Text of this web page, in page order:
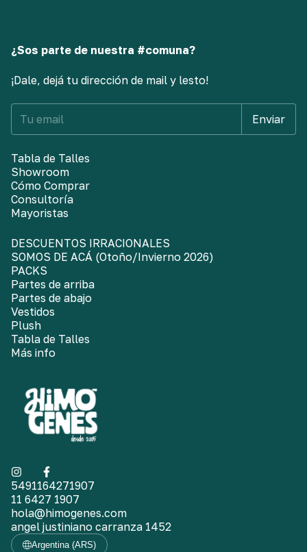
¿Sos parte de nuestra #comuna?
¡Dale, dejá tu dirección de mail y lesto!
Tabla de Talles
Showroom
Cómo Comprar
Consultoría
Mayoristas
DESCUENTOS IRRACIONALES
SOMOS DE ACÁ (Otoño/Invierno 2026)
PACKS
Partes de arriba
Partes de abajo
Vestidos
Plush
Tabla de Talles
Más info
5491164271907
11 6427 1907
hola@himogenes.com
angel justiniano carranza 1452
Argentina (ARS)